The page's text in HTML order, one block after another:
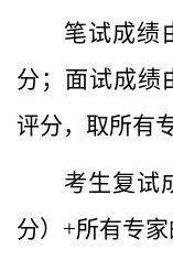
笔试成绩
分；面试成绩
评分，取所有
考生复试
分）+所有专家